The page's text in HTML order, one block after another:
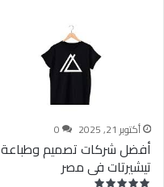
أكتوبر 21, 2025 0
أفضل شركات تصميم وطباعة
تيشيرتات فى مصر